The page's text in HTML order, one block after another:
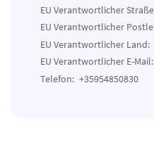
EU Verantwortlicher
EU Verantwortlicher
EU Verantwortlicher Land:
EU Verantwortlicher E-Mail:
Telefon: +35954850830